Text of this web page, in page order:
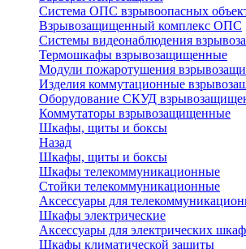
Система ОПС взрывоопасных
Взрывозащищенный комплекс ОПС
Системы видеонаблюдения
Термошкафы взрывозащищенные
Модули пожаротушения
Изделия коммутационные
Оборудование СКУД
Коммутаторы взрывозащищенные
Шкафы, щиты и боксы
Назад
Шкафы, щиты и боксы
Шкафы телекоммуникационные
Стойки телекоммуникационные
Аксессуары для
Шкафы электрические
Аксессуары для электрических
Шкафы климатической защиты